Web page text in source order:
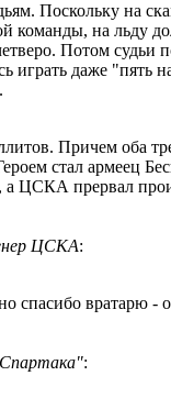
Поскольку на
команды, на льду
Потом судьи
играть даже "пять
Причем оба
стал армеец
а ЦСКА прервал
ЦСКА:
спасибо вратарю -
: